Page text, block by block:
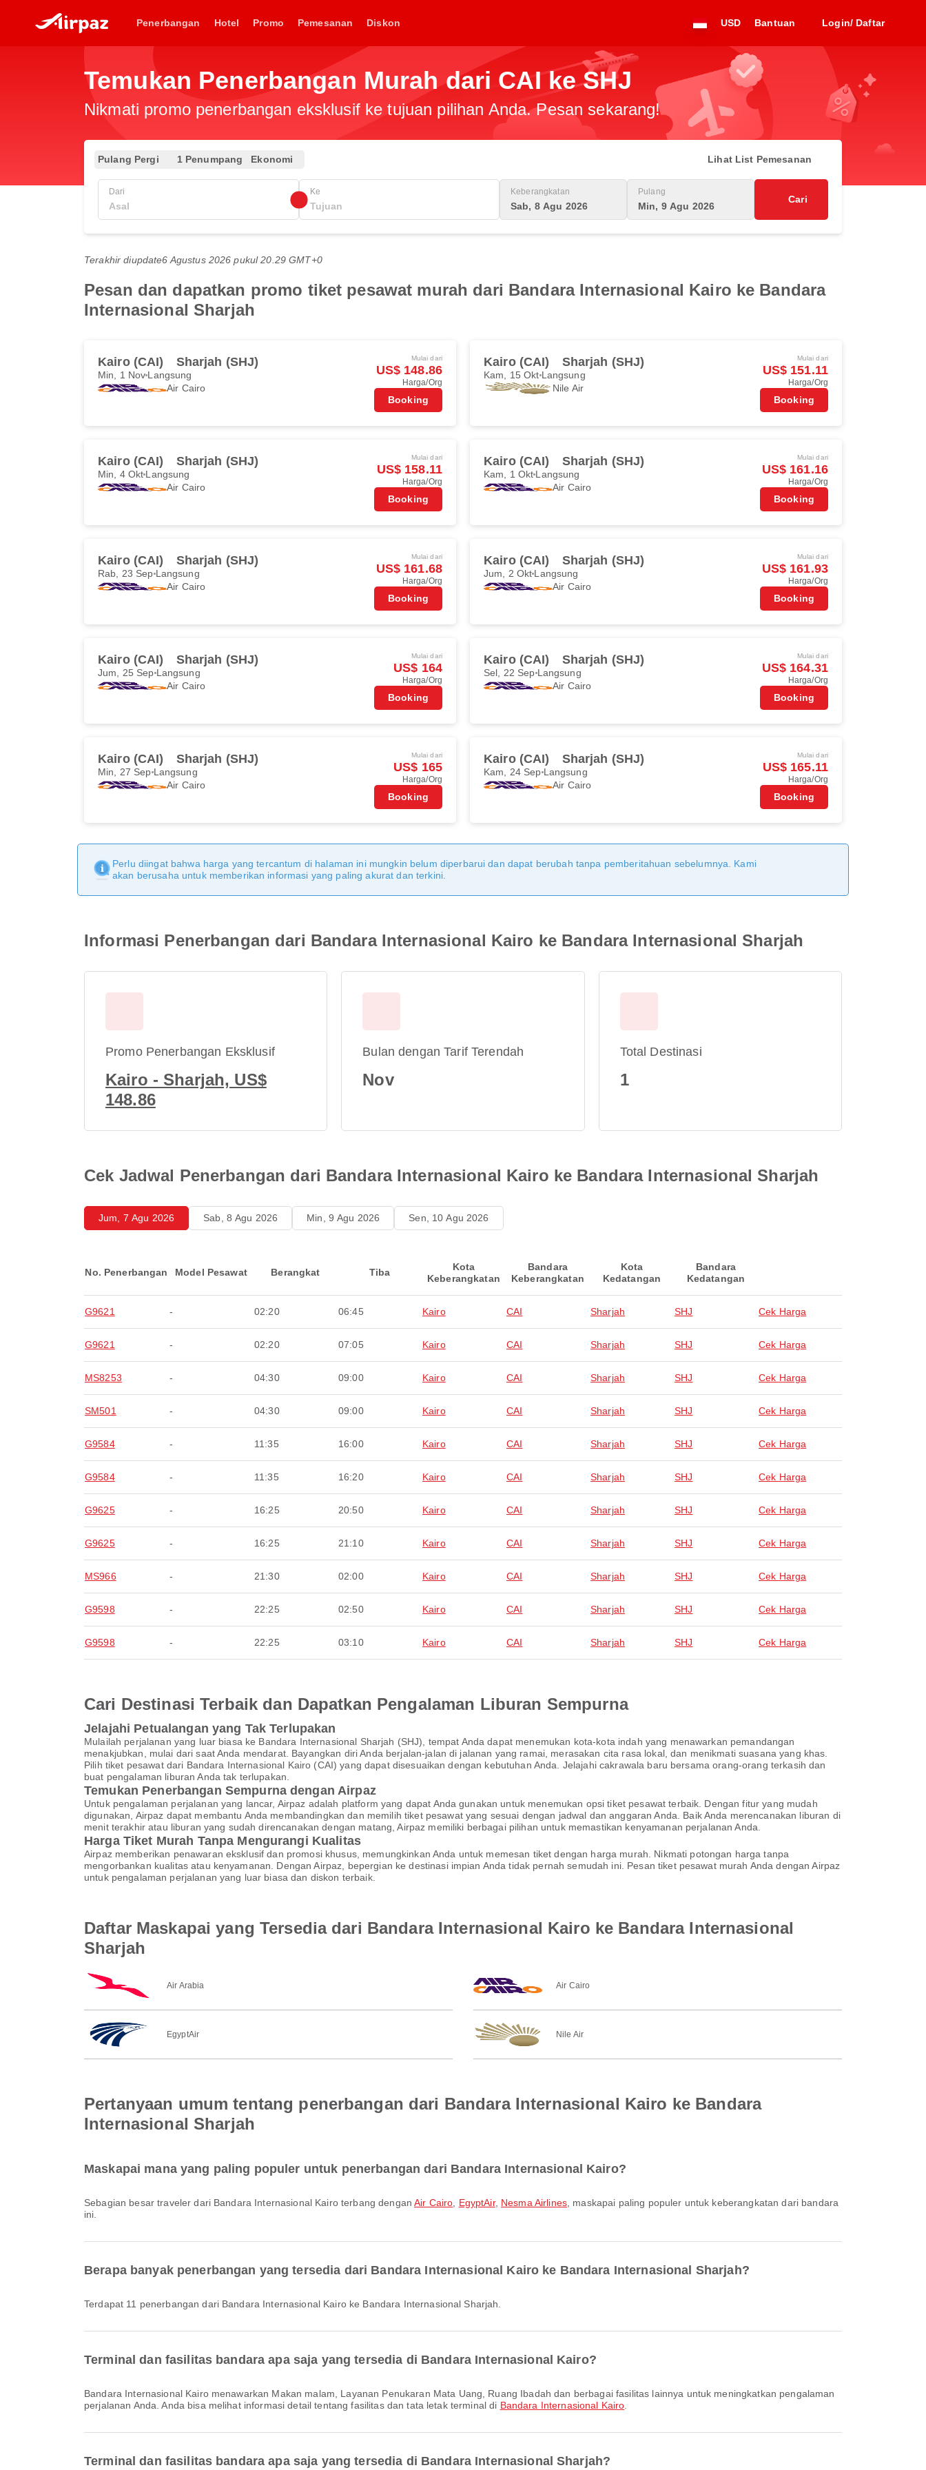
Penerbangan Hotel Promo Pemesanan Diskon USD Bantuan Login/ Daftar
Temukan Penerbangan Murah dari CAI ke SHJ
Nikmati promo penerbangan eksklusif ke tujuan pilihan Anda. Pesan sekarang!
Pulang Pergi 1 Penumpang Ekonomi Lihat List Pemesanan
Dari Ke Keberangkatan
Sab, 8 Agu 2026
Pulang
Min, 9 Agu 2026
Cari
Terakhir diupdate6 Agustus 2026 pukul 20.29 GMT+0
Pesan dan dapatkan promo tiket pesawat murah dari Bandara Internasional Kairo ke Bandara
Internasional Sharjah
Kairo (CAI) Sharjah (SHJ)
Min, 1 Nov Langsung
Air Cairo
Mulai dari
US$ 148.86
Harga/Org
Booking
Kairo (CAI) Sharjah (SHJ)
Kam, 15 Okt Langsung
Nile Air
Mulai dari
US$ 151.11
Harga/Org
Booking
Kairo (CAI) Sharjah (SHJ)
Min, 4 Okt Langsung
Air Cairo
Mulai dari
US$ 158.11
Harga/Org
Booking
Kairo (CAI) Sharjah (SHJ)
Kam, 1 Okt Langsung
Air Cairo
Mulai dari
US$ 161.16
Harga/Org
Booking
Kairo (CAI) Sharjah (SHJ)
Rab, 23 Sep Langsung
Air Cairo
Mulai dari
US$ 161.68
Harga/Org
Booking
Kairo (CAI) Sharjah (SHJ)
Jum, 2 Okt Langsung
Air Cairo
Mulai dari
US$ 161.93
Harga/Org
Booking
Kairo (CAI) Sharjah (SHJ)
Jum, 25 Sep Langsung
Air Cairo
Mulai dari
US$ 164
Harga/Org
Booking
Kairo (CAI) Sharjah (SHJ)
Sel, 22 Sep Langsung
Air Cairo
Mulai dari
US$ 164.31
Harga/Org
Booking
Kairo (CAI) Sharjah (SHJ)
Min, 27 Sep Langsung
Air Cairo
Mulai dari
US$ 165
Harga/Org
Booking
Kairo (CAI) Sharjah (SHJ)
Kam, 24 Sep Langsung
Air Cairo
Mulai dari
US$ 165.11
Harga/Org
Booking
Perlu diingat bahwa harga yang tercantum di halaman ini mungkin belum diperbarui dan dapat berubah tanpa pemberitahuan sebelumnya. Kami
akan berusaha untuk memberikan informasi yang paling akurat dan terkini.
Informasi Penerbangan dari Bandara Internasional Kairo ke Bandara Internasional Sharjah
Promo Penerbangan Eksklusif
Kairo - Sharjah, US$
148.86
Bulan dengan Tarif Terendah
Nov
Total Destinasi
1
Cek Jadwal Penerbangan dari Bandara Internasional Kairo ke Bandara Internasional Sharjah
Jum, 7 Agu 2026 Sab, 8 Agu 2026 Min, 9 Agu 2026 Sen, 10 Agu 2026
No. Penerbangan Model Pesawat Berangkat Tiba
Kota
Keberangkatan
Bandara
Keberangkatan
Kota
Kedatangan
Bandara
Kedatangan
G9621 - 02:20 06:45 Kairo CAI Sharjah SHJ Cek Harga
G9621 - 02:20 07:05 Kairo CAI Sharjah SHJ Cek Harga
MS8253 - 04:30 09:00 Kairo CAI Sharjah SHJ Cek Harga
SM501 - 04:30 09:00 Kairo CAI Sharjah SHJ Cek Harga
G9584 - 11:35 16:00 Kairo CAI Sharjah SHJ Cek Harga
G9584 - 11:35 16:20 Kairo CAI Sharjah SHJ Cek Harga
G9625 - 16:25 20:50 Kairo CAI Sharjah SHJ Cek Harga
G9625 - 16:25 21:10 Kairo CAI Sharjah SHJ Cek Harga
MS966 - 21:30 02:00 Kairo CAI Sharjah SHJ Cek Harga
G9598 - 22:25 02:50 Kairo CAI Sharjah SHJ Cek Harga
G9598 - 22:25 03:10 Kairo CAI Sharjah SHJ Cek Harga
Cari Destinasi Terbaik dan Dapatkan Pengalaman Liburan Sempurna
Jelajahi Petualangan yang Tak Terlupakan
Mulailah perjalanan yang luar biasa ke Bandara Internasional Sharjah (SHJ), tempat Anda dapat menemukan kota-kota indah yang menawarkan pemandangan
menakjubkan, mulai dari saat Anda mendarat. Bayangkan diri Anda berjalan-jalan di jalanan yang ramai, merasakan cita rasa lokal, dan menikmati suasana yang khas.
Pilih tiket pesawat dari Bandara Internasional Kairo (CAI) yang dapat disesuaikan dengan kebutuhan Anda. Jelajahi cakrawala baru bersama orang-orang terkasih dan
buat pengalaman liburan Anda tak terlupakan.
Temukan Penerbangan Sempurna dengan Airpaz
Untuk pengalaman perjalanan yang lancar, Airpaz adalah platform yang dapat Anda gunakan untuk menemukan opsi tiket pesawat terbaik. Dengan fitur yang mudah
digunakan, Airpaz dapat membantu Anda membandingkan dan memilih tiket pesawat yang sesuai dengan jadwal dan anggaran Anda. Baik Anda merencanakan liburan di
menit terakhir atau liburan yang sudah direncanakan dengan matang, Airpaz memiliki berbagai pilihan untuk memastikan kenyamanan perjalanan Anda.
Harga Tiket Murah Tanpa Mengurangi Kualitas
Airpaz memberikan penawaran eksklusif dan promosi khusus, memungkinkan Anda untuk memesan tiket dengan harga murah. Nikmati potongan harga tanpa
mengorbankan kualitas atau kenyamanan. Dengan Airpaz, bepergian ke destinasi impian Anda tidak pernah semudah ini. Pesan tiket pesawat murah Anda dengan Airpaz
untuk pengalaman perjalanan yang luar biasa dan diskon terbaik.
Daftar Maskapai yang Tersedia dari Bandara Internasional Kairo ke Bandara Internasional
Sharjah
Air Arabia Air Cairo
EgyptAir Nile Air
Pertanyaan umum tentang penerbangan dari Bandara Internasional Kairo ke Bandara
Internasional Sharjah
Maskapai mana yang paling populer untuk penerbangan dari Bandara Internasional Kairo?
Sebagian besar traveler dari Bandara Internasional Kairo terbang denganAir Cairo EgyptAir, Nesma Airlines , maskapai paling populer untuk keberangkatan dari bandara
ini.
Berapa banyak penerbangan yang tersedia dari Bandara Internasional Kairo ke Bandara Internasional Sharjah?
Terdapat 11 penerbangan dari Bandara Internasional Kairo ke Bandara Internasional Sharjah.
Terminal dan fasilitas bandara apa saja yang tersedia di Bandara Internasional Kairo?
Bandara Internasional Kairo menawarkan Makan malam, Layanan Penukaran Mata Uang, Ruang Ibadah dan berbagai fasilitas lainnya untuk meningkatkan pengalaman
perjalanan Anda. Anda bisa melihat informasi detail tentang fasilitas dan tata letak terminal di Bandara Internasional Kairo
Terminal dan fasilitas bandara apa saja yang tersedia di Bandara Internasional Sharjah?